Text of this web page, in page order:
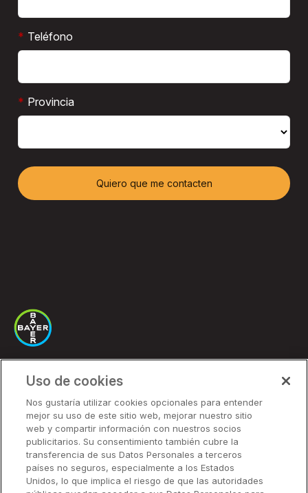
* Teléfono
* Provincia
Quiero que me contacten
Soluciones
Precios
Socios
Soluciones
Uso de cookies
Nos gustaría utilizar cookies opcionales para entender
mejor su uso de este sitio web, mejorar nuestro sitio
web y compartir información con nuestros socios
publicitarios. Su consentimiento también cubre la
transferencia de sus Datos Personales a terceros
países no seguros, especialmente a los Estados
Unidos, lo que implica el riesgo de que las autoridades